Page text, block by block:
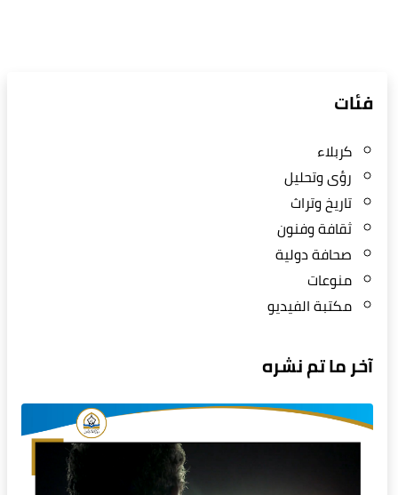
فئات
كربلاء
رؤى وتحليل
تاريخ وتراث
ثقافة وفنون
صحافة دولية
منوعات
مكتبة الفيديو
آخر ما تم نشره